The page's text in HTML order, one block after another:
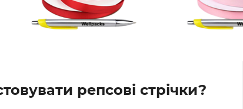
репсові стрічки?